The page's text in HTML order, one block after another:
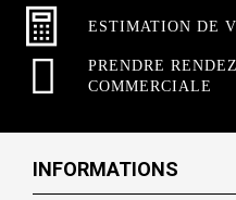
ESTIMATION DE
PRENDRE
COMMERCIALE
INFORMATIONS